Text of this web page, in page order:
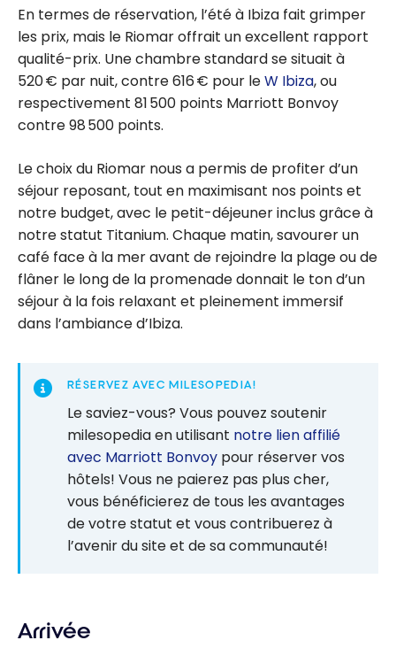
En termes de réservation, l’été à Ibiza fait grimper
les prix, mais le Riomar offrait un excellent rapport
qualité-prix. Une chambre standard se situait à
520 € par nuit, contre 616 € pour leW Ibiza, ou
respectivement 81 500 points Marriott Bonvoy
contre 98 500 points.
Le choix du Riomar nous a permis de profiter d’un
séjour reposant, tout en maximisant nos points et
notre budget, avec le petit-déjeuner inclus grâce à
notre statut Titanium. Chaque matin, savourer un
café face à la mer avant de rejoindre la plage ou de
flâner le long de la promenade donnait le ton d’un
séjour à la fois relaxant et pleinement immersif
dans l’ambiance d’Ibiza.
RÉSERVEZ AVEC MILESOPEDIA!
Le saviez-vous? Vous pouvez soutenir
milesopedia en utilisant notre lien affilié
avec Marriott Bonvoy pour réserver vos
hôtels! Vous ne paierez pas plus cher,
vous bénéficierez de tous les avantages
de votre statut et vous contribuerez à
l’avenir du site et de sa communauté!
Arrivée